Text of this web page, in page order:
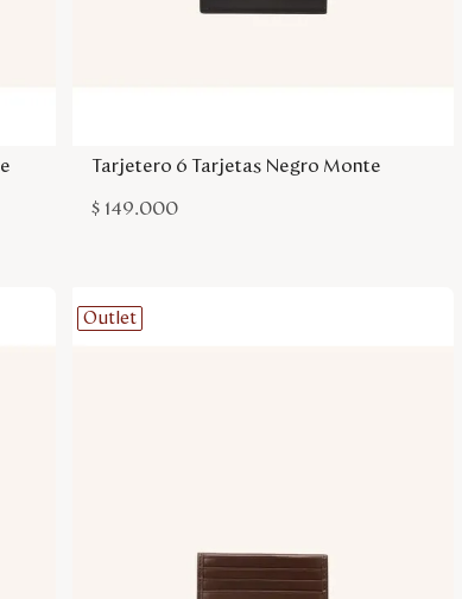
Tarjetero 6 Tarjetas Negro Monte
$ 149.000
Outlet